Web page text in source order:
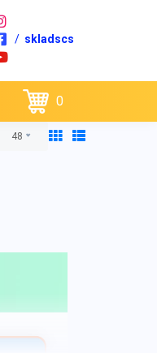
/ skladscs
0
48